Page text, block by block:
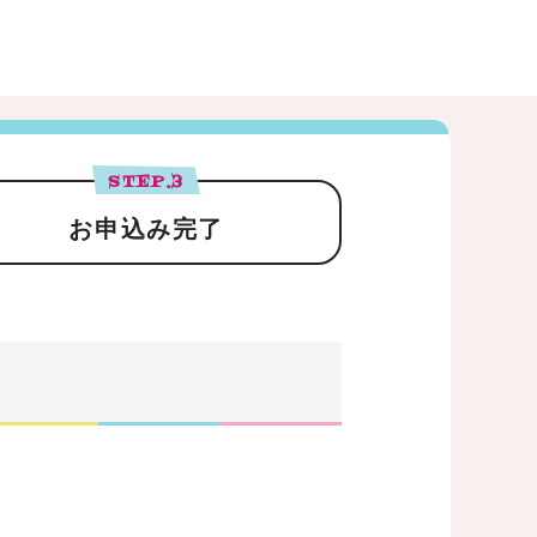
STEP.3
お申込み完了